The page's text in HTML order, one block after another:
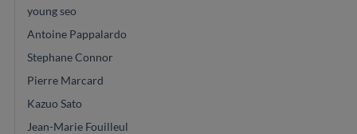
young seo
Antoine Pappalardo
Stephane Connor
Pierre Marcard
Kazuo Sato
Jean-Marie Fouilleul